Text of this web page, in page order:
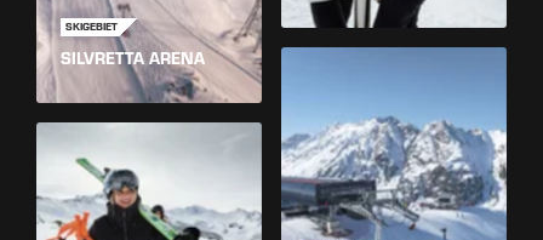
SKIGEBIET
SILVRETTA ARENA